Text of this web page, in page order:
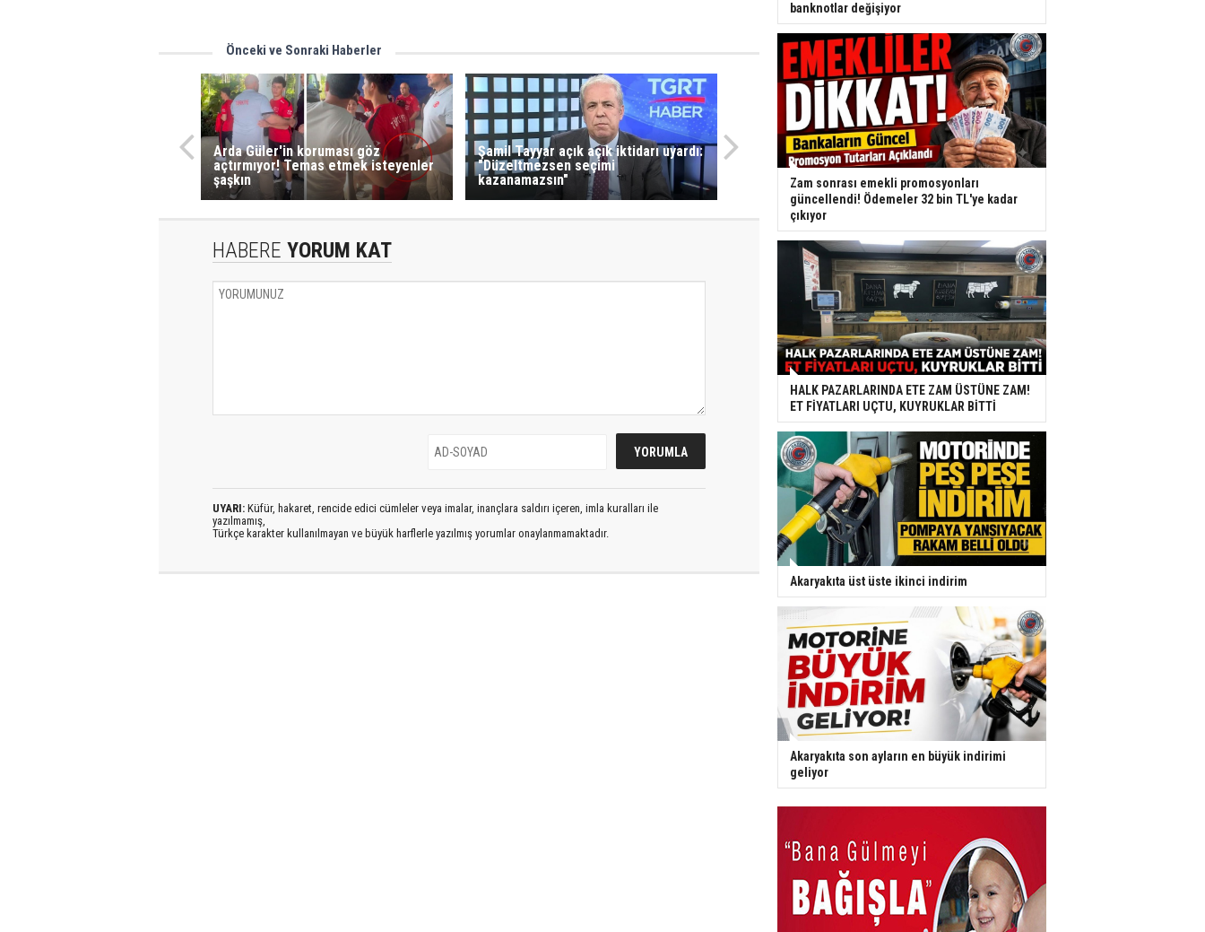
Önceki ve Sonraki Haberler
Arda Güler'in koruması göz
açtırmıyor! Temas etmek isteyenler
şaşkın
Şamil Tayyar açık açık iktidarı uyardı:
"Düzeltmezsen seçimi
kazanamazsın"
HABERE YORUM KAT
UYARI: Küfür, hakaret, rencide edici cümleler veya imalar, inançlara saldırı içeren, imla kuralları ile
yazılmamış,
Türkçe karakter kullanılmayan ve büyük harflerle yazılmış yorumlar onaylanmamaktadır.
banknotlar değişiyor
Zam sonrası emekli promosyonları
güncellendi! Ödemeler 32 bin TL'ye kadar
çıkıyor
HALK PAZARLARINDA ETE ZAM ÜSTÜNE ZAM!
ET FİYATLARI UÇTU, KUYRUKLAR BİTTİ
Akaryakıta üst üste ikinci indirim
Akaryakıta son ayların en büyük indirimi
geliyor